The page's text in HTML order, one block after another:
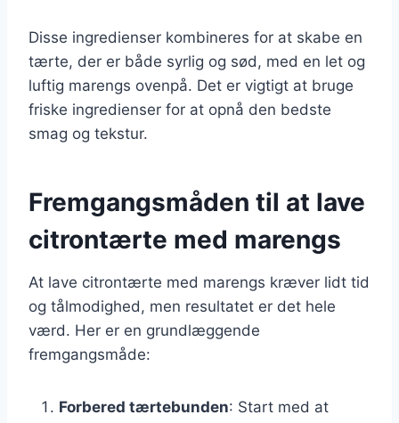
Disse ingredienser kombineres for at skabe en
tærte, der er både syrlig og sød, med en let og
luftig marengs ovenpå. Det er vigtigt at bruge
friske ingredienser for at opnå den bedste
smag og tekstur.
Fremgangsmåden til at lave
citrontærte med marengs
At lave citrontærte med marengs kræver lidt tid
og tålmodighed, men resultatet er det hele
værd. Her er en grundlæggende
fremgangsmåde:
Forbered tærtebunden: Start med at